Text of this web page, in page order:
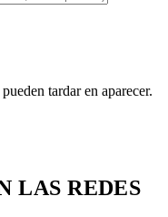
tardar en aparecer.
LAS REDES